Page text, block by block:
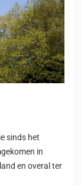
sinds het
in
en overal ter